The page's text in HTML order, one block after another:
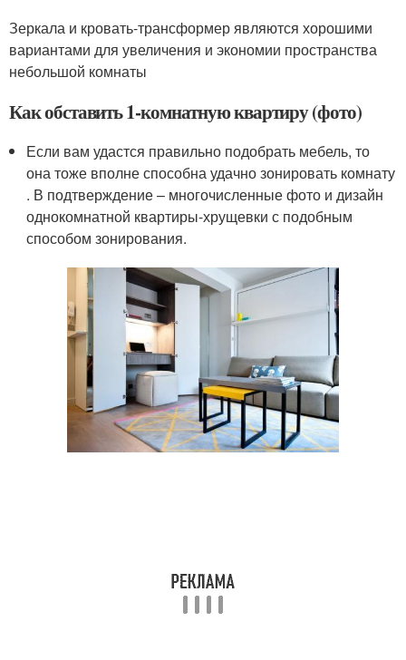
Зеркала и кровать-трансформер являются хорошими
вариантами для увеличения и экономии пространства
небольшой комнаты
Как обставить 1-комнатную квартиру (фото)
Если вам удастся правильно подобрать мебель, то
она тоже вполне способна удачно зонировать комнату
. В подтверждение – многочисленные фото и дизайн
однокомнатной квартиры-хрущевки с подобным
способом зонирования.